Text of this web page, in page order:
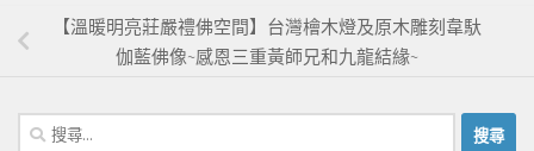
【溫暖明亮莊嚴禮佛空間】台灣檜木燈及原木雕刻韋馱
伽藍佛像~感恩三重黃師兄和九龍結緣~
搜